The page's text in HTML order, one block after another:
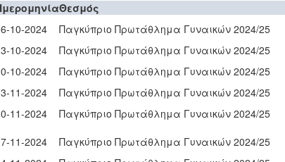
Θεσμός
10-2024
Παγκύπριο Πρωτάθλημα Γυναικών 2024/25
10-2024
Παγκύπριο Πρωτάθλημα Γυναικών 2024/25
10-2024
Παγκύπριο Πρωτάθλημα Γυναικών 2024/25
11-2024
Παγκύπριο Πρωτάθλημα Γυναικών 2024/25
11-2024
Παγκύπριο Πρωτάθλημα Γυναικών 2024/25
11-2024
Παγκύπριο Πρωτάθλημα Γυναικών 2024/25